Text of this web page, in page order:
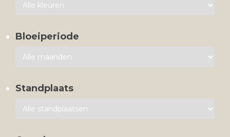
Bloeiperiode
Standplaats